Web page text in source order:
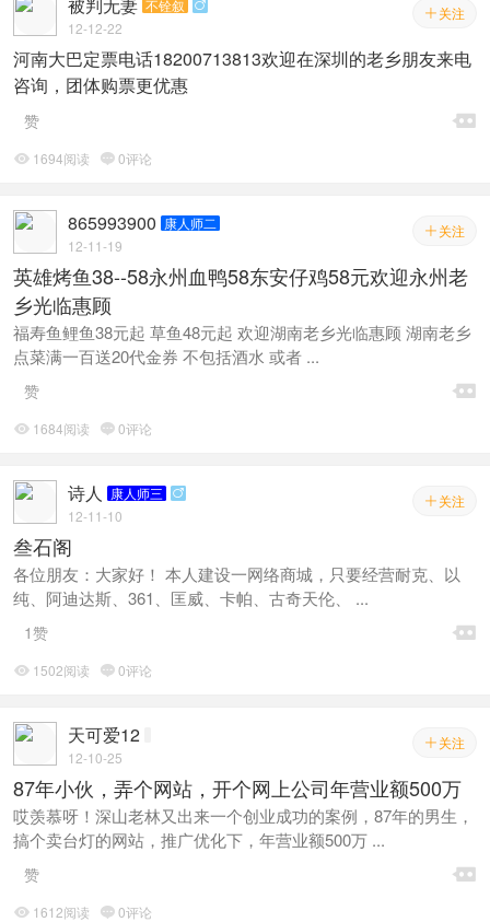
 关注
不铨叙 
12-12-22
河南大巴定票电话18200713813欢迎在深圳的老乡朋友来电
咨询，团体购票更优惠

赞
 1694阅读 0评论
 关注
865993900 康人师二
12-11-19
英雄烤鱼38--58永州血鸭58东安仔鸡58元欢迎永州老
乡光临惠顾
福寿鱼鲤鱼38元起 草鱼48元起 欢迎湖南老乡光临惠顾 湖南老乡
点菜满一百送20代金券 不包括酒水 或者 ...

赞
 1684阅读 0评论
 关注
诗人 康人师三 
12-11-10
叁石阁
各位朋友：大家好！ 本人建设一网络商城，只要经营耐克、以
纯、阿迪达斯、361、匡威、卡帕、古奇天伦、 ...

1赞
 1502阅读 0评论
 关注
天可爱12
12-10-25
87年小伙，弄个网站，开个网上公司年营业额500万
哎羡慕呀！深山老林又出来一个创业成功的案例，87年的男生，
搞个卖台灯的网站，推广优化下，年营业额500万 ...

赞
 1612阅读 0评论